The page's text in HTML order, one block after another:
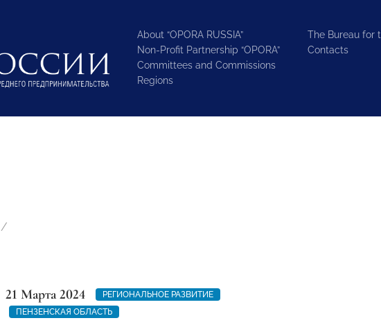
About “OPORA RUSSIA”
Non-Profit Partnership “OPORA”
Committees and Commissions
Regions
The Bureau for
Contacts
21 Марта 2024
РЕГИОНАЛЬНОЕ РАЗВИТИЕ
ПЕНЗЕНСКАЯ ОБЛАСТЬ